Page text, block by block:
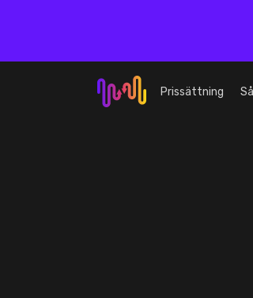
Prissättning